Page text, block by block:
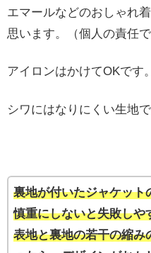
エマールなどのおしゃれ
思います。（個人の責任
アイロンはかけてOKです。
シワにはなりにくい生地で
裏地が付いたジャケット
慎重にしないと失敗しや
表地と裏地の若干の縮み